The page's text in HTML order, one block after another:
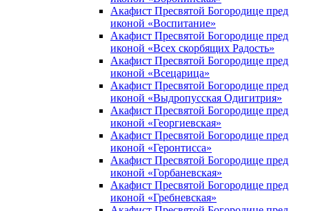
Акафист Пресвятой Богородице пред
иконой «Воспитание»
Акафист Пресвятой Богородице пред
иконой «Всех скорбящих Радость»
Акафист Пресвятой Богородице пред
иконой «Всецарица»
Акафист Пресвятой Богородице пред
иконой «Выдропусская Одигитрия»
Акафист Пресвятой Богородице пред
иконой «Георгиевская»
Акафист Пресвятой Богородице пред
иконой «Геронтисса»
Акафист Пресвятой Богородице пред
иконой «Горбаневская»
Акафист Пресвятой Богородице пред
иконой «Гребневская»